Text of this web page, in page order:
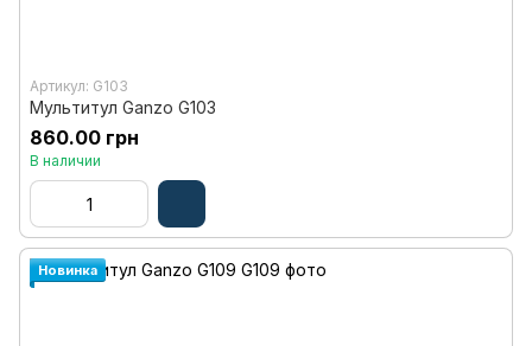
Артикул: G103
Мультитул Ganzo G103
860.00 грн
В наличии
Новинка